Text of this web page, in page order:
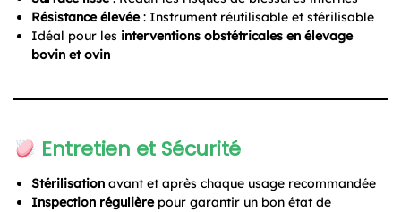
Résistance élevée: Instrument réutilisable et stérilisable
Idéal pour les interventions obstétricales en élevage
bovin et ovin
Entretien et Sécurité
Stérilisation avant et après chaque usage recommandée
Inspection régulièrepour garantir un bon état de